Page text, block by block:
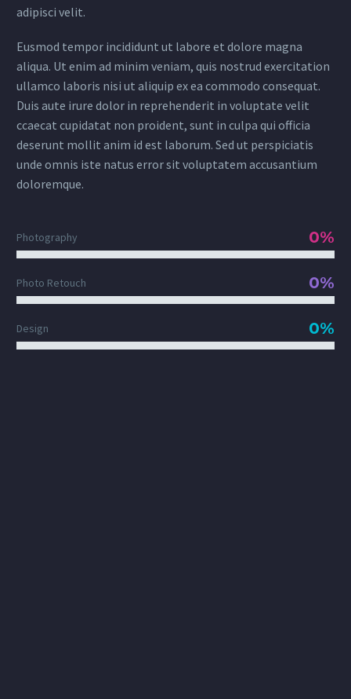
adipisci velit.
Eusmod tempor incididunt ut labore et dolore magna
aliqua. Ut enim ad minim veniam, quis nostrud exercitation
ullamco laboris nisi ut aliquip ex ea commodo consequat.
Duis aute irure dolor in reprehenderit in voluptate velit
ccaecat cupidatat non proident, sunt in culpa qui officia
deserunt mollit anim id est laborum. Sed ut perspiciatis
unde omnis iste natus error sit voluptatem accusantium
doloremque.
Photography 0%
Photo Retouch 0%
Design 0%